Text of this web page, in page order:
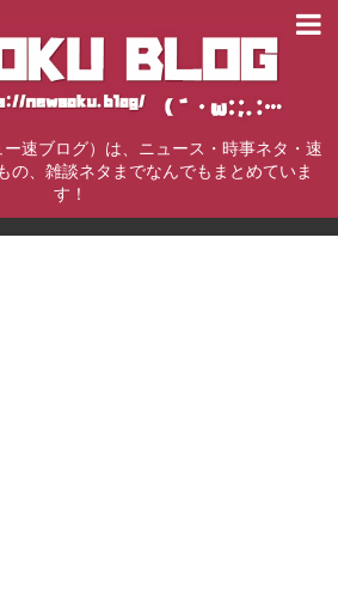
速ブログ）は、ニュース・時事ネタ・速
の、雑談ネタまでなんでもまとめていま
す！